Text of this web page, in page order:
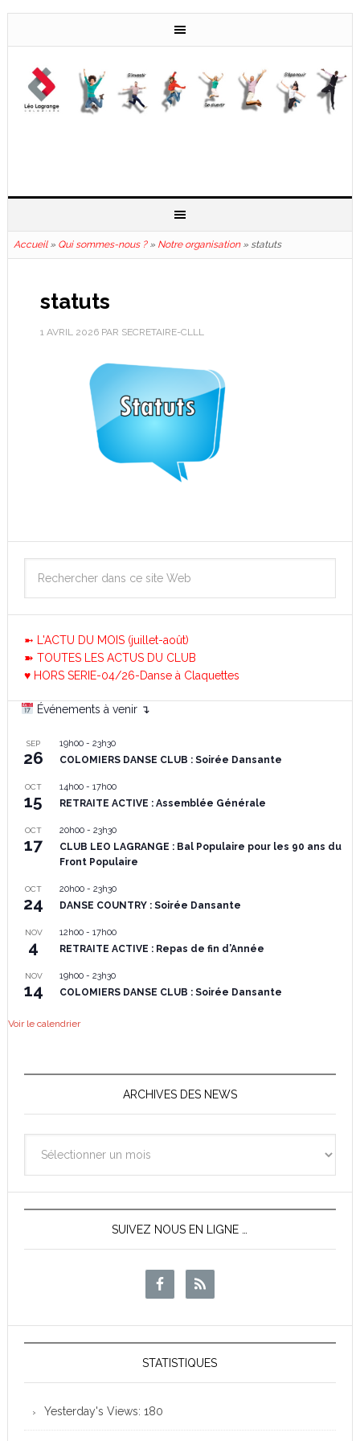
Accueil» Qui sommes-nous ?» Notre organisation» statuts
statuts
1 AVRIL 2026PAR SECRETAIRE-CLLL
➼ L'ACTU DU MOIS (juillet-août)
➽ TOUTES LES ACTUS DU CLUB
♥ HORS SERIE-04/26-Danse à Claquettes
Événements à venir ↴
SEP
26
19h00- 23h30
COLOMIERS DANSE CLUB : Soirée Dansante
OCT
15
14h00- 17h00
RETRAITE ACTIVE : Assemblée Générale
OCT
17
20h00- 23h30
CLUB LEO LAGRANGE : Bal Populaire pour les 90 ans du
Front Populaire
OCT
24
20h00- 23h30
DANSE COUNTRY : Soirée Dansante
NOV
4
12h00- 17h00
RETRAITE ACTIVE : Repas de fin d’Année
NOV
14
19h00- 23h30
COLOMIERS DANSE CLUB : Soirée Dansante
Voir le calendrier
ARCHIVES DES NEWS
des
News
SUIVEZ NOUS EN LIGNE …
STATISTIQUES
Yesterday's Views: 180